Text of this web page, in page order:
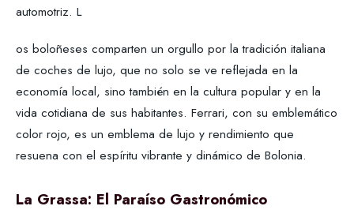
automotriz. L
os boloñeses comparten un orgullo por la tradición italiana
de coches de lujo, que no solo se ve reflejada en la
economía local, sino también en la cultura popular y en la
vida cotidiana de sus habitantes. Ferrari, con su emblemático
color rojo, es un emblema de lujo y rendimiento que
resuena con el espíritu vibrante y dinámico de Bolonia.
La Grassa: El Paraíso Gastronómico